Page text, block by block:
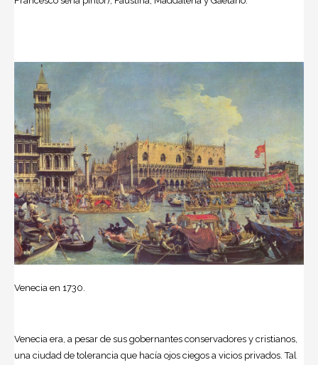
Venecia en 1730.
Venecia era, a pesar de sus gobernantes conservadores y cristianos,
una ciudad de tolerancia que hacía ojos ciegos a vicios privados. Tal